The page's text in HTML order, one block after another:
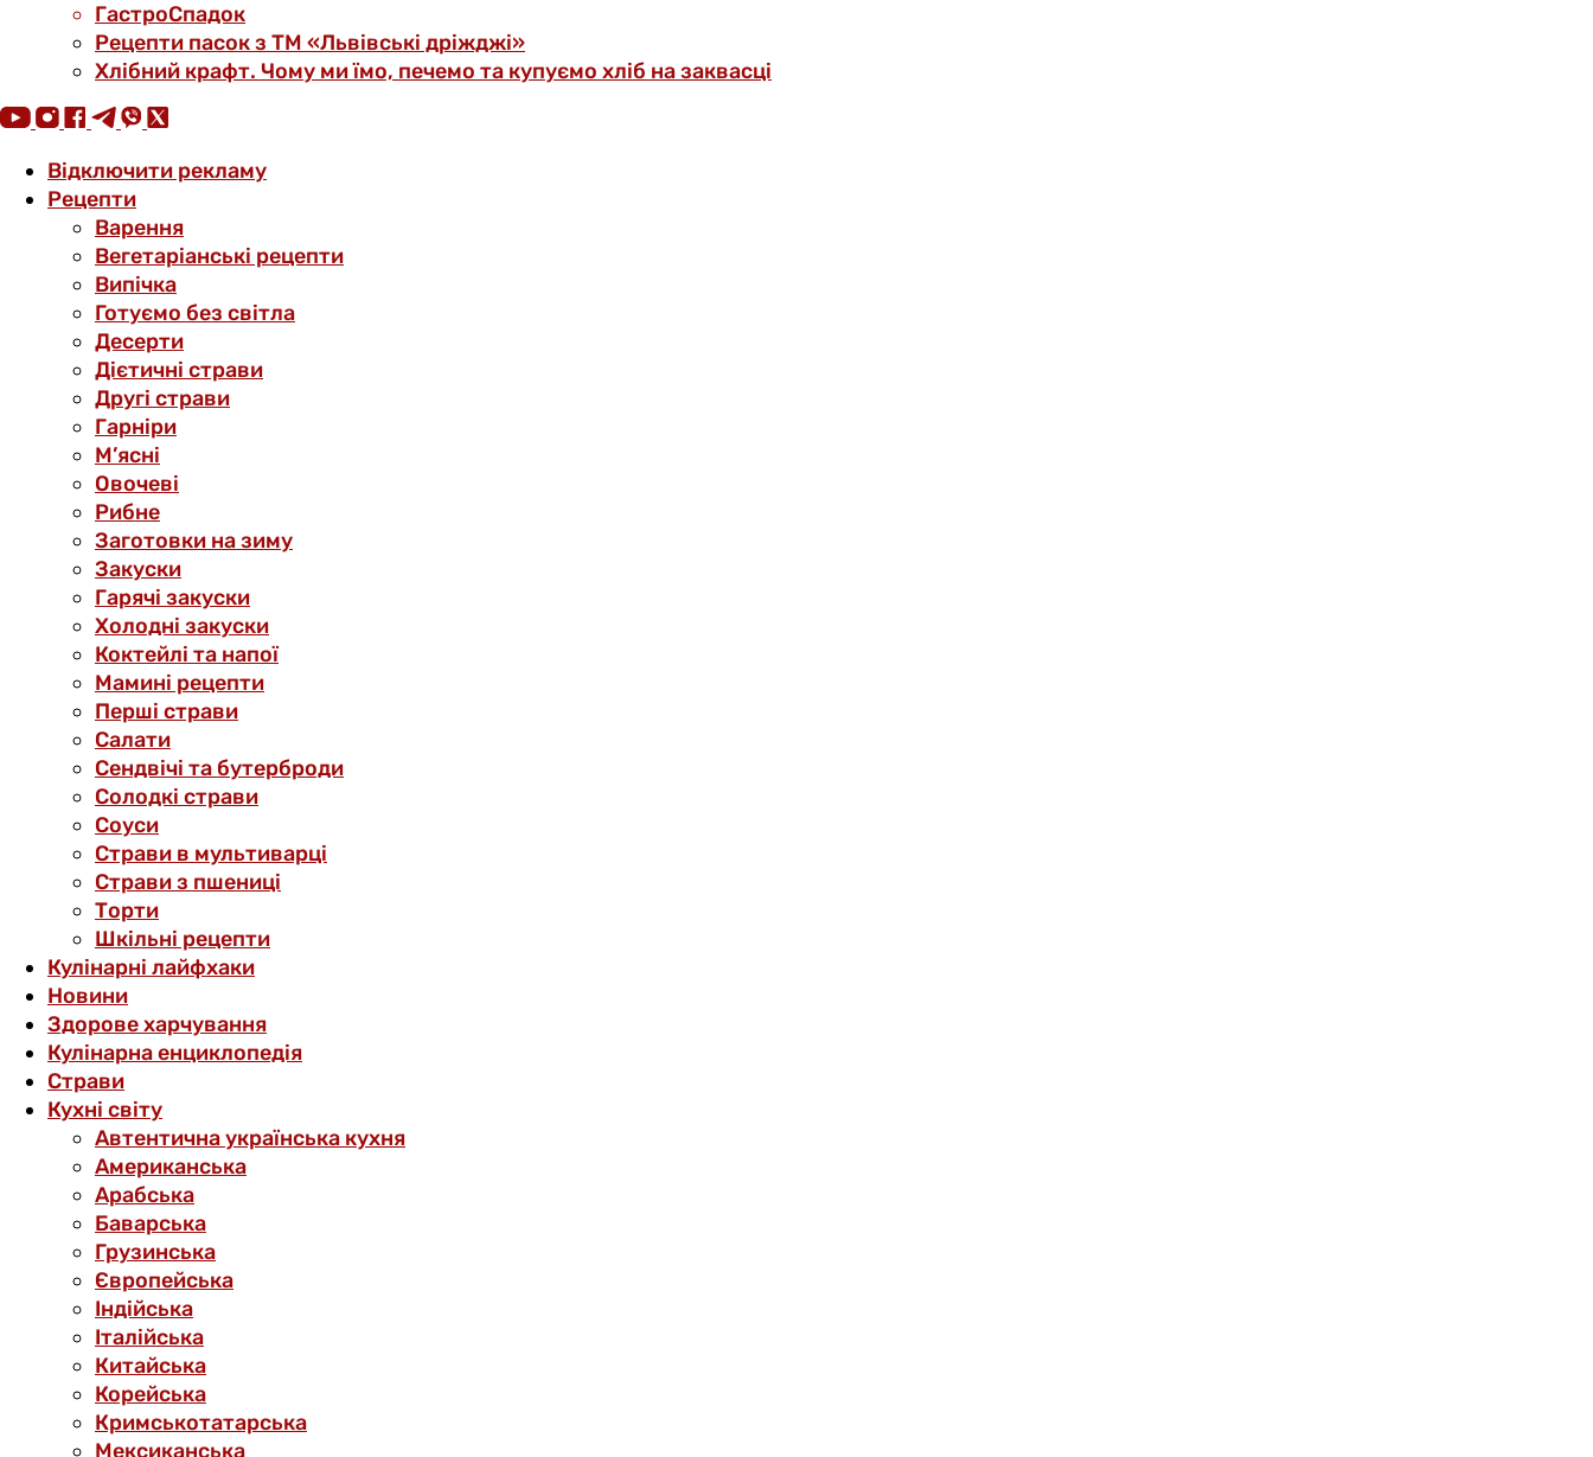
ГастроСпадок
Рецепти пасок з ТМ «Львівські дріжджі»
Хлібний крафт. Чому ми їмо, печемо та купуємо хліб на заквасці
Відключити рекламу
Рецепти
Варення
Вегетаріанські рецепти
Випічка
Готуємо без світла
Десерти
Дієтичні страви
Другі страви
Гарніри
М’ясні
Овочеві
Рибне
Заготовки на зиму
Закуски
Гарячі закуски
Холодні закуски
Коктейлі та напої
Мамині рецепти
Перші страви
Салати
Сендвічі та бутерброди
Солодкі страви
Соуси
Страви в мультиварці
Страви з пшениці
Торти
Шкільні рецепти
Кулінарні лайфхаки
Новини
Здорове харчування
Кулінарна енциклопедія
Страви
Кухні світу
Автентична українська кухня
Американська
Арабська
Баварська
Грузинська
Європейська
Індійська
Італійська
Китайська
Корейська
Кримськотатарська
Мексиканська